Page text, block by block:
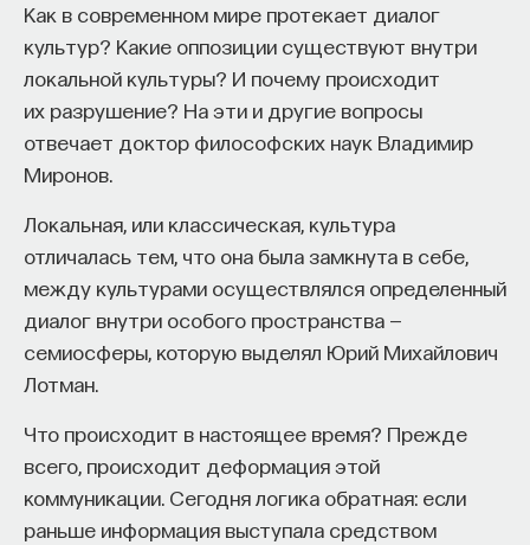
Как в современном мире протекает диалог
культур? Какие оппозиции существуют внутри
локальной культуры? И почему происходит
их разрушение? На эти и другие вопросы
отвечает доктор философских наук Владимир
Миронов.
Локальная, или классическая, культура
отличалась тем, что она была замкнута в себе,
между культурами осуществлялся определенный
диалог внутри особого пространства —
семиосферы, которую выделял Юрий Михайлович
Лотман.
Что происходит в настоящее время? Прежде
всего, происходит деформация этой
коммуникации. Сегодня логика обратная: если
раньше информация выступала средством
Возрождению в Италии. Это опережение
сказалось на его судьбе. Он был не понят при
жизни, и значение его вклада раскрывается
постепенно. Образ Леонардо, живописца, ученого,
изучающего окружающий мир даже
посредством своих собственных рисунков,
предстает нам со страниц школьных учебников.
Однако есть особенность в его искусстве,
которая не до конца осознана даже современной
наукой. Она заключается в том, что Леонардо
начал принципиально новую страницу в истории
живописи и в ее технологии.
Это не совсем его заслуга, а заслуга вообще
многих ученых, художников,
естествоиспытателей. Но Леонардо впервые
сумел интерпретировать открытие живописи